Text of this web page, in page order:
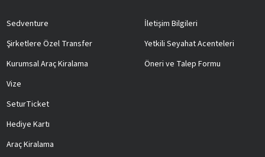
Sedventure
Şirketlere Özel Transfer
Kurumsal Araç Kiralama
Vize
SeturTicket
Hediye Kartı
Araç Kiralama
İletişim Bilgileri
Yetkili Seyahat Acenteleri
Öneri ve Talep Formu